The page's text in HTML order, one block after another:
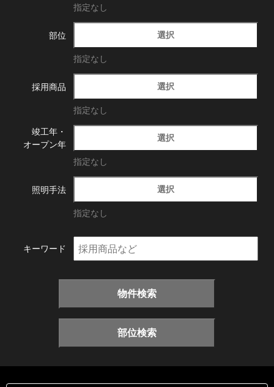
指定なし
部位 選択
指定なし
採用商品 選択
指定なし
竣工年・
オープン年
選択
指定なし
照明手法 選択
指定なし
キーワード
物件検索
部位検索